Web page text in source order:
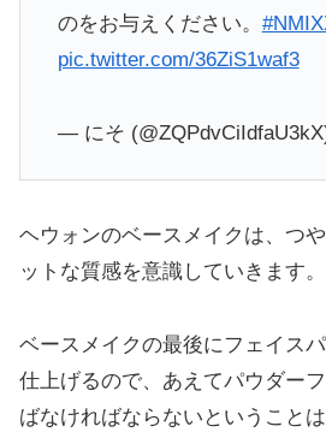
のをお与えください。
pic.twitter.com/36ZiS1waf3
— にそ
ヘウォンのベースメイクは、つ
ットな質感を意識していきます。
ベースメイクの最後にフェイス
仕上げるので、あえてパウダー
ばなければならないということは